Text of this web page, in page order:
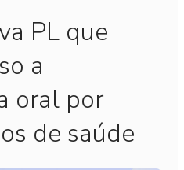
PL que
a
oral por
de saúde